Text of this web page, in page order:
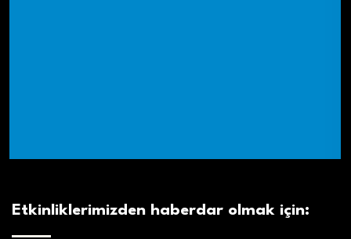
Etkinliklerimizden haberdar olmak için: